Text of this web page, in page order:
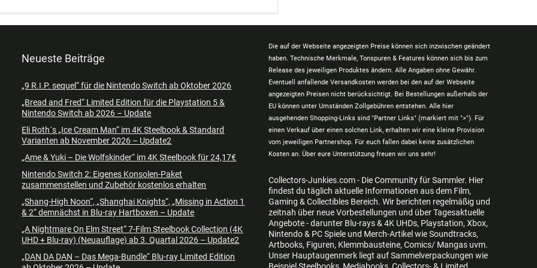
Neueste Beiträge
„9 R.I.P. sequel“ für die Nintendo Switch ab Oktober 2026
„Bread and Fred“ Limited Edition für die Playstation 5 &
Nintendo Switch ab 2026 – Update
Eli Roth´s „Ice Cream Man“ im 4K Steelbook & Standard
Varianten ab November 2026 – Update2
„Ame & Yuki – Die Wolfskinder“ im 4K Steelbook für 24,17€
Nintendo Switch 2: Eigenes Konsolen-Paket
zusammenstellen und Zubehör kostenlos erhalten
„Shang-High Noon“, „Shanghai Knights“, „Missing in Action 1
& 2“ demnächst in Blu-ray Hartboxen – Update
„A Nightmare On Elm Street“ 7-Film Steelbook Collection (4K
UHD + Blu-ray) (Neuauflage) ab 3. Quartal 2026 – Update2
„DAN DA DAN – Das Mega-Bundle“ Blu-ray Limited Edition
Die auf der Webseite angezeigten Preise können sich inzwischen geändert
haben. Technische Merkmale, Tonspuren & Features können sich bis zum
Release des jeweiligen Produktes ändern. Alle Angaben ohne Gewähr.
Eventuell anfallende Versandkosten werden bei den auf der Webseite
angezeigten Preisen nicht berücksichtigt. Bei Bestellungen außerhalb der
EU können unter Umständen Zollgebühren entstehen. Alle hier
ausgehenden Shopping-Links sind "Partner Links" (markiert mit ">"). Für
einen Verkauf über einen solchen Link, erhalten wir eine kleine Provision
vom jeweiligen Partnershop. Für euch fallen dabei keine zusätzlichen
Kosten an. Über eure Unterstützung freuen wir uns sehr!
Collectors-Junkies.com - Die Community für Sammler. Hier
findest du täglich aktuelle Informationen aus dem Film,
Gaming & Collectibles Bereich. Wir berichten regelmäßig und
zeitnah über neue Vorbestellungen und über Tagesaktuelle
Angebote - darunter Blu-rays & 4K UHDs, Playstation, Xbox,
Nintendo & PC Spiele und Merch-Artikel wie Soundtracks,
Artbooks, Figuren, Klemmbausteine, Comics/ Mangas uvm.
Unser Hauptaugenmerk liegt auf Sammelverpackungen wie